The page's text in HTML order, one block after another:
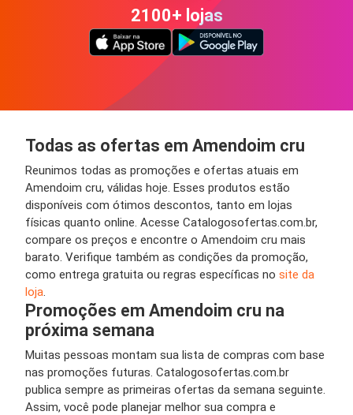
2100+ lojas
Todas as ofertas em Amendoim cru
Reunimos todas as promoções e ofertas atuais em
Amendoim cru, válidas hoje. Esses produtos estão
disponíveis com ótimos descontos, tanto em lojas
físicas quanto online. Acesse Catalogosofertas.com.br,
compare os preços e encontre o Amendoim cru mais
barato. Verifique também as condições da promoção,
como entrega gratuita ou regras específicas no site da
loja.
Promoções em Amendoim cru na
próxima semana
Muitas pessoas montam sua lista de compras com base
nas promoções futuras. Catalogosofertas.com.br
publica sempre as primeiras ofertas da semana seguinte.
Assim, você pode planejar melhor sua compra e